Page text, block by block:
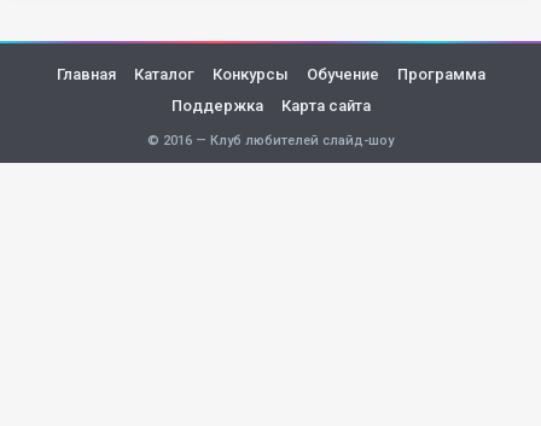
Главная Каталог Конкурсы Обучение
Программа
Поддержка
Карта сайта
© 2016 — Клуб любителей слайд-шоу